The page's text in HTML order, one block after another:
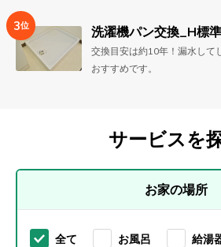
3位 洗濯機パン交換_H標
交換目安は約10年！漏水して
おすすめです。
サービスを
お家の場所
全て お風呂 給湯
設備
交換